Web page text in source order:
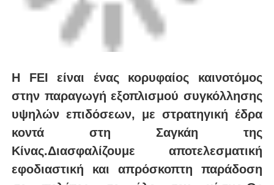
την ανάπτυξη και την κατασκευή μιας
ολοκληρωμένης σειράς εξοπλισμού,
συμπεριλαμβανομένης της αυτόματης
σύντηξης πισινών.